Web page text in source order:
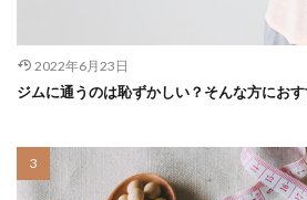
2022年6月23日
ジムに通うのは恥ずかしい？そんな方におす